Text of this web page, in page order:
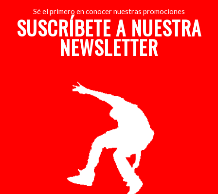
Sé el primero en conocer nuestras promociones
SUSCRÍBETE A NUESTRA
NEWSLETTER